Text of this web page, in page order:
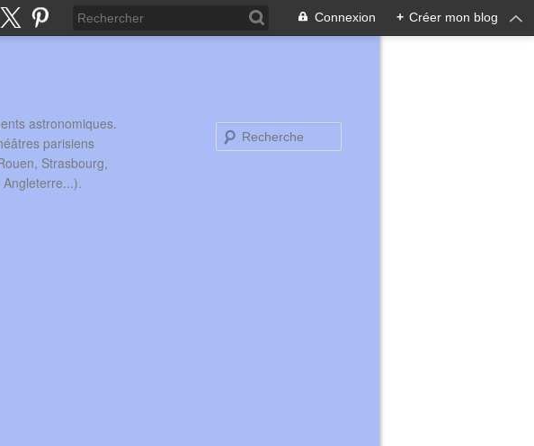
Connexion + Créer mon blog
astronomiques.
parisiens
Strasbourg,